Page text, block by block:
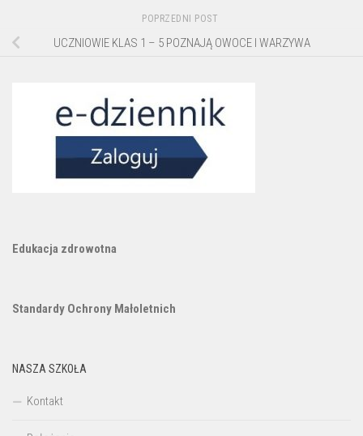
POPRZEDNI POST
UCZNIOWIE KLAS 1 – 5 POZNAJĄ OWOCE I WARZYWA
Edukacja zdrowotna
Standardy Ochrony Małoletnich
NASZA SZKOŁA
Kontakt